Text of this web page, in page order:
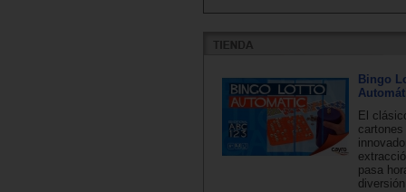
Bingo
El
pasa